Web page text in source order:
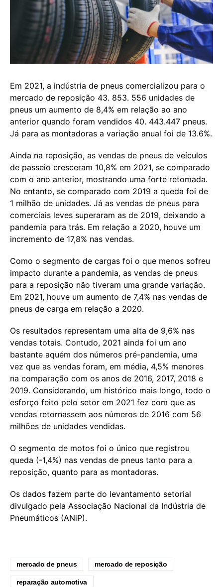
Em 2021, a indústria de pneus comercializou para o
mercado de reposição 43. 853. 556 unidades de
pneus um aumento de 8,4% em relação ao ano
anterior quando foram vendidos 40. 443.447 pneus.
Já para as montadoras a variação anual foi de 13.6%.
Ainda na reposição, as vendas de pneus de veículos
de passeio cresceram 10,8% em 2021, se comparado
com o ano anterior, mostrando uma forte retomada.
No entanto, se comparado com 2019 a queda foi de
1 milhão de unidades. Já as vendas de pneus para
comerciais leves superaram as de 2019, deixando a
pandemia para trás. Em relação a 2020, houve um
incremento de 17,8% nas vendas.
Como o segmento de cargas foi o que menos sofreu
impacto durante a pandemia, as vendas de pneus
para a reposição não tiveram uma grande variação.
Em 2021, houve um aumento de 7,4% nas vendas de
pneus de carga em relação a 2020.
Os resultados representam uma alta de 9,6% nas
vendas totais. Contudo, 2021 ainda foi um ano
bastante aquém dos números pré-pandemia, uma
vez que as vendas foram, em média, 4,5% menores
na comparação com os anos de 2016, 2017, 2018 e
2019. Considerando, um histórico mais longo, todo o
esforço feito pelo setor em 2021 fez com que as
vendas retornassem aos números de 2016 com 56
milhões de unidades vendidas.
O segmento de motos foi o único que registrou
queda (-1,4%) nas vendas de pneus tanto para a
reposição, quanto para as montadoras.
Os dados fazem parte do levantamento setorial
divulgado pela Associação Nacional da Indústria de
Pneumáticos (ANiP).
mercado de pneus mercado de reposição
reparação automotiva